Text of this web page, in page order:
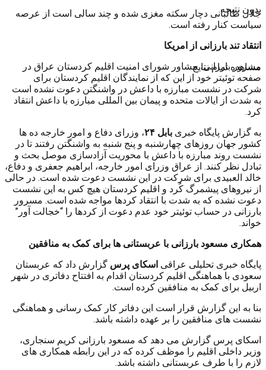
بدون نتیجه
مشاهده تمام نتایج
جلال طالبانی دچار سکته مغزی شده و چند سالی است از عرصه
سیاست کنار رفته است.
انتقاد تند بارزانی از امریکا
مسرور بارزانی، مشاور شورای امنیت اقلیم کردستان عراق در
صفحه توئیتر خود از این که از نمایندگان اقلیم کردستان برای
شرکت در نشست مبارزه با داعش در واشنگتن دعوت نشده است
به شدت از ایالات متحده و پیمان بین المللی مبارزه با داعش انتقاد
کرد.
به گزارش پایگاه خبری بابل ۲۴
، وزرای دفاع و امور خارجه ده ها
کشور جهان روزهای چهارشنبه و پنج شنبه به واشنگتن رفتند تا در
نشست روند مبارزه با داعش با محوریت آزادسازی موصل بحث و
تبادل نظر کنند. از عراق وزرای امور خارجه، ابراهیم جعفری و دفاع،
خالد العبیدی برای شرکت در این نشست دعوت شده است. در حالی
از نیروهای پیشمرگ کُرد و اقلیم کردستان هیچ کس به این نشست
دعوت نشده که به شدت با انتقاد کردها مواجه شده است. مسرور
بارزانی در حساب توئیتر خود عدم دعوت از کردها را “خجالت آور”
خواند.
همکاری مسعود بارزانی با عربستانی ها برای کمک به منافقین
پایگاه خبری تحلیلی عراقی اسکای پرس گزارش داد که عربستان
سعودی با هماهنگی اقلیم کردستان اقدام به افتتاح دفاتری در شهر
اربیل برای کمک به منافقین کرده است.
بنا به این گزارش قرار است این دفاتر کار کمک رسانی و هماهنگی
نشست های منافقین را بر عهده داشته باشد.
اسکای پرس گزارش می دهد که مسعود بارزانی کریم سنجاری،
وزیر داخلی اقلیم را موظف کرده که در این رابطه همکاری های
لازم را با طرف عربستانی داشته باشد.